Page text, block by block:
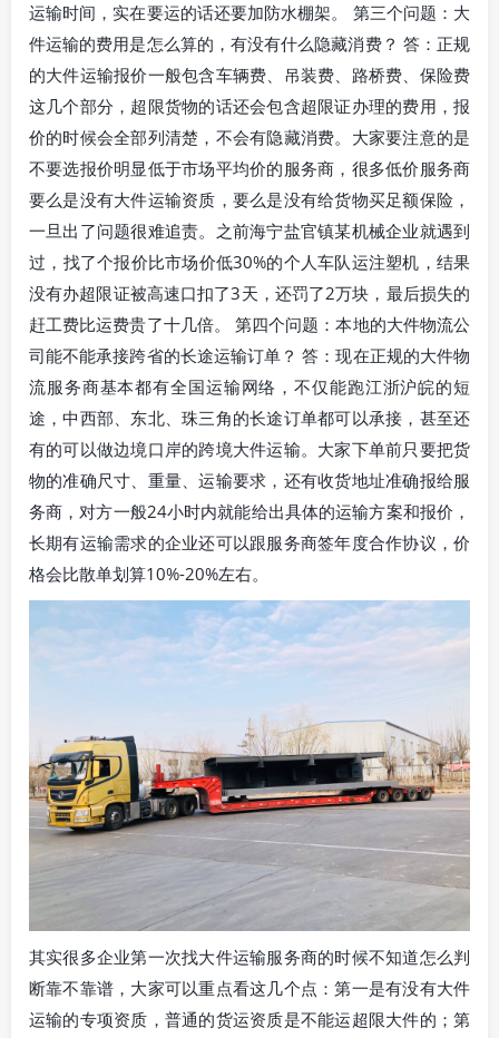
运输时间，实在要运的话还要加防水棚架。 第三个问题：大
件运输的费用是怎么算的，有没有什么隐藏消费？ 答：正规
的大件运输报价一般包含车辆费、吊装费、路桥费、保险费
这几个部分，超限货物的话还会包含超限证办理的费用，报
价的时候会全部列清楚，不会有隐藏消费。大家要注意的是
不要选报价明显低于市场平均价的服务商，很多低价服务商
要么是没有大件运输资质，要么是没有给货物买足额保险，
一旦出了问题很难追责。之前海宁盐官镇某机械企业就遇到
过，找了个报价比市场价低30%的个人车队运注塑机，结果
没有办超限证被高速口扣了3天，还罚了2万块，最后损失的
赶工费比运费贵了十几倍。 第四个问题：本地的大件物流公
司能不能承接跨省的长途运输订单？ 答：现在正规的大件物
流服务商基本都有全国运输网络，不仅能跑江浙沪皖的短
途，中西部、东北、珠三角的长途订单都可以承接，甚至还
有的可以做边境口岸的跨境大件运输。大家下单前只要把货
物的准确尺寸、重量、运输要求，还有收货地址准确报给服
务商，对方一般24小时内就能给出具体的运输方案和报价，
长期有运输需求的企业还可以跟服务商签年度合作协议，价
格会比散单划算10%-20%左右。
其实很多企业第一次找大件运输服务商的时候不知道怎么判
断靠不靠谱，大家可以重点看这几个点：第一是有没有大件
运输的专项资质，普通的货运资质是不能运超限大件的；第